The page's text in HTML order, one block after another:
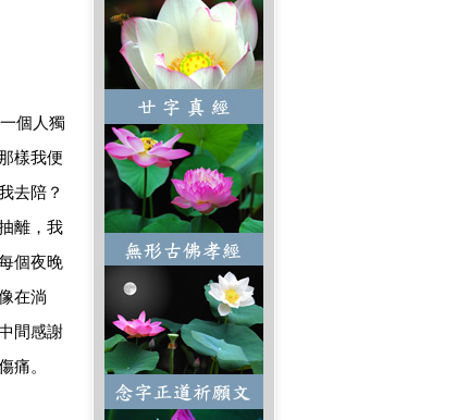
個人獨
樣我便
去陪？
離，我
個夜晚
在淌
間感謝
痛。